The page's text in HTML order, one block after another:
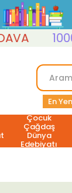
1000
En
Çocuk
Çağdaş
Dünya
Edebiyatı